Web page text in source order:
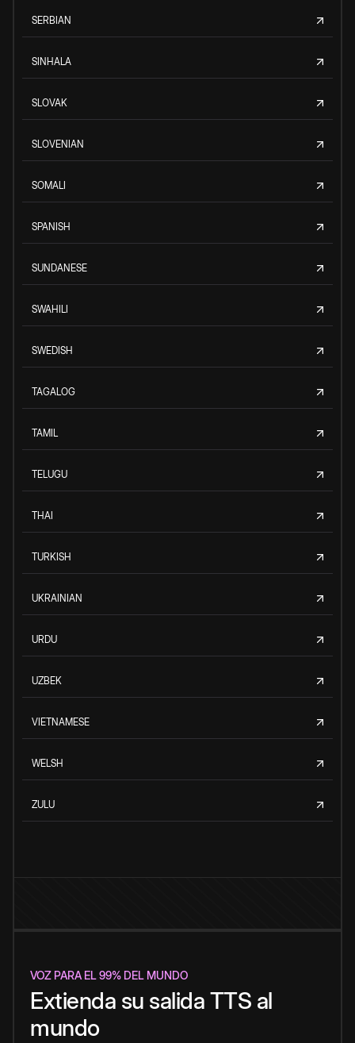
SERBIAN
SINHALA
SLOVAK
SLOVENIAN
SOMALI
SPANISH
SUNDANESE
SWAHILI
SWEDISH
TAGALOG
TAMIL
TELUGU
THAI
TURKISH
UKRAINIAN
URDU
UZBEK
VIETNAMESE
WELSH
ZULU
VOZ PARA EL 99% DEL MUNDO
Extienda su salida TTS al
mundo